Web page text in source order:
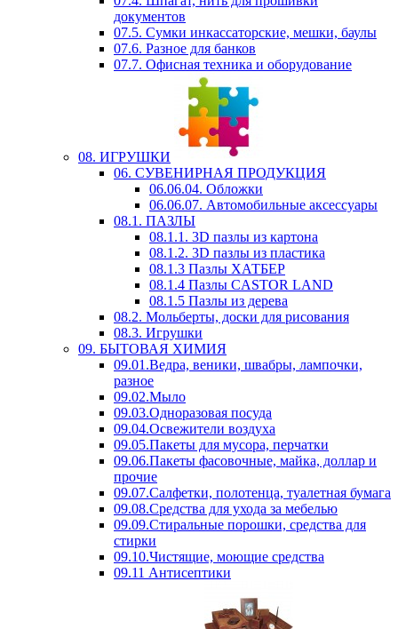
документов
07.5. Сумки инкассаторские, мешки, баулы
07.6. Разное для банков
07.7. Офисная техника и оборудование
08. ИГРУШКИ
06. СУВЕНИРНАЯ ПРОДУКЦИЯ
06.06.04. Обложки
06.06.07. Автомобильные аксессуары
08.1. ПАЗЛЫ
08.1.1. 3D пазлы из картона
08.1.2. 3D пазлы из пластика
08.1.3 Пазлы ХАТБЕР
08.1.4 Пазлы CASTOR LAND
08.1.5 Пазлы из дерева
08.2. Мольберты, доски для рисования
08.3. Игрушки
09. БЫТОВАЯ ХИМИЯ
09.01.Ведра, веники, швабры, лампочки,
разное
09.02.Мыло
09.03.Одноразовая посуда
09.04.Освежители воздуха
09.05.Пакеты для мусора, перчатки
09.06.Пакеты фасовочные, майка, доллар и
прочие
09.07.Салфетки, полотенца, туалетная бумага
09.08.Средства для ухода за мебелью
09.09.Стиральные порошки, средства для
стирки
09.10.Чистящие, моющие средства
09.11 Антисептики